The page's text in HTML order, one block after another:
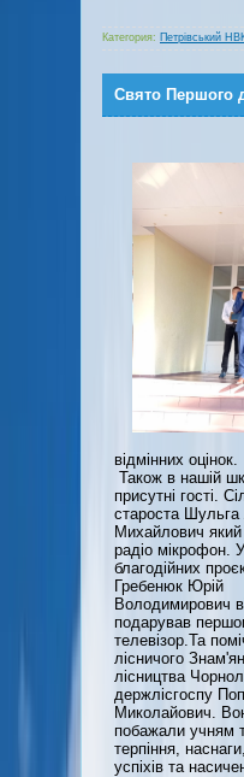
Категория: Петрівський
Свято Першого
відмінних оцінок.
Також в нашій
присутні гості.
староста Шульга
Михайлович
радіо мікрофон.
благодійних
Гребенюк Юрій
Володимирович
подарував
телевізор.Та
лісничого
лісництва
держлісгоспу
Миколайович.
побажали учням
терпіння,
успіхів та